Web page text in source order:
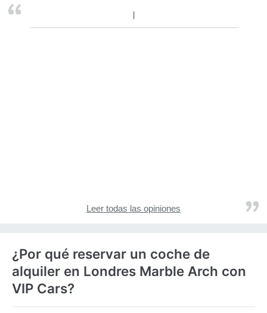
Leer todas las opiniones
¿Por qué reservar un coche de
alquiler en Londres Marble Arch con
VIP Cars?